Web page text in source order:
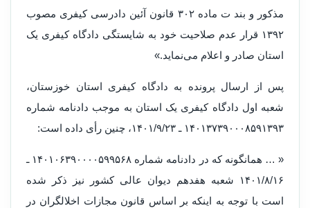
مذکور و بند ت ماده ۳۰۲ قانون آئین دادرسی کیفری مصوب
۱۳۹۲ قرار عدم صلاحیت خود به شایستگی دادگاه کیفری یک
استان صادر و اعلام می‌نماید.»
پس از ارسال پرونده به دادگاه کیفری استان خوزستان،
شعبه اول دادگاه کیفری یک استان به موجب دادنامه شماره
۱۴۰۱۳۷۳۹۰۰۰۸۵۹۱۳۹۳ ـ ۱۴۰۱/۹/۲۳، چنین رأی داده است:
« … همانگونه که در دادنامه شماره ۱۴۰۱۰۶۳۹۰۰۰۰۵۹۹۵۶۸ ـ
۱۴۰۱/۸/۱۶ شعبه هفدهم دیوان عالی کشور نیز ذکر شده
است با توجه به اینکه بر اساس قانون مجازات اخلالگران در